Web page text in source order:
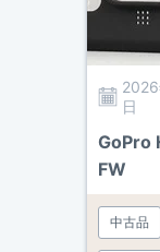
日
GoPro
FW
中古品